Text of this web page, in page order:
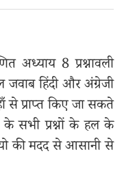
अध्याय 8 प्रश्नावली
हिंदी और अंग्रेजी
से प्राप्त किए जा सकते
सभी प्रश्नों के हल के
की मदद से आसानी से